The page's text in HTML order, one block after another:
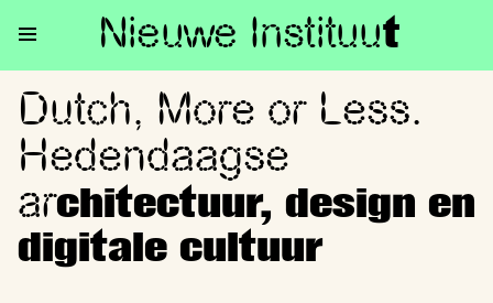
Nieuwe Instituut
Dutch, More or Less.
Dutch, More or Less.
Hedendaagse
architectuur, design en
digitale cultuur